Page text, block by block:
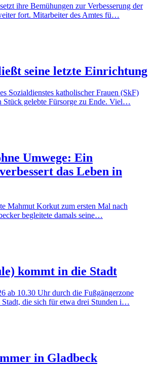
ihre Bemühungen zur Verbesserung der
fort. Mitarbeiter des Amtes fü…
seine letzte Einrichtung
Sozialdienstes katholischer Frauen (SkF)
Stück gelebte Fürsorge zu Ende. Viel…
Umwege: Ein
das Leben in
Mahmut Korkut zum ersten Mal nach
begleitete damals seine…
kommt in die Stadt
ab 10.30 Uhr durch die Fußgängerzone
Stadt, die sich für etwa drei Stunden i…
in Gladbeck